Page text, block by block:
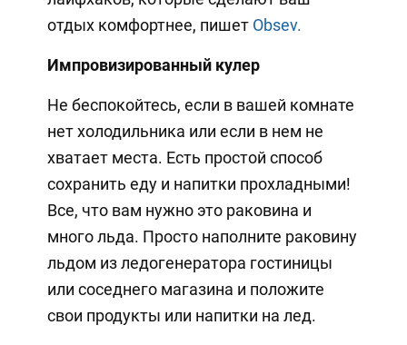
отдых комфортнее, пишет Obsev.
Импровизированный кулер
Не беспокойтесь, если в вашей комнате
нет холодильника или если в нем не
хватает места. Есть простой способ
сохранить еду и напитки прохладными!
Все, что вам нужно это раковина и
много льда. Просто наполните раковину
льдом из ледогенератора гостиницы
или соседнего магазина и положите
свои продукты или напитки на лед.